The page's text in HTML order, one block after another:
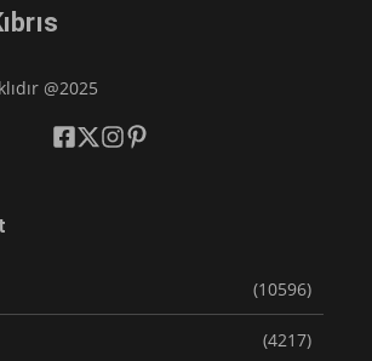
@2025
(10596)
(4217)